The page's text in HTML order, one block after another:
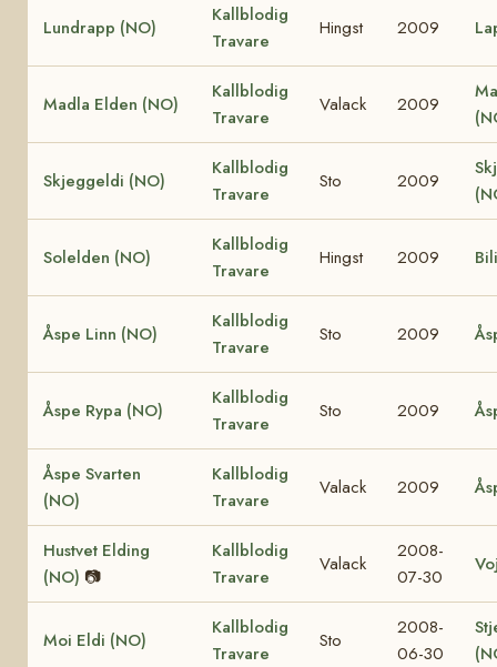
Lundrapp (NO)
Kallblodig
Travare
Hingst 2009
Madla Elden (NO)
Kallblodig
Travare
Valack 2009
Skjeggeldi (NO)
Kallblodig
Travare
Sto 2009
Solelden (NO)
Kallblodig
Travare
Hingst 2009
Åspe Linn (NO)
Kallblodig
Travare
Sto 2009
Åspe Rypa (NO)
Kallblodig
Travare
Sto 2009
Åspe Svarten
(NO)
Kallblodig
Travare
Valack 2009
Hustvet Elding
(NO) 📷
Kallblodig
Travare
Valack
2008-
07-30
Moi Eldi (NO)
Kallblodig
Travare
Sto
2008-
06-30